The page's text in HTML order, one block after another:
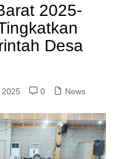
2025-
Desa
0 News